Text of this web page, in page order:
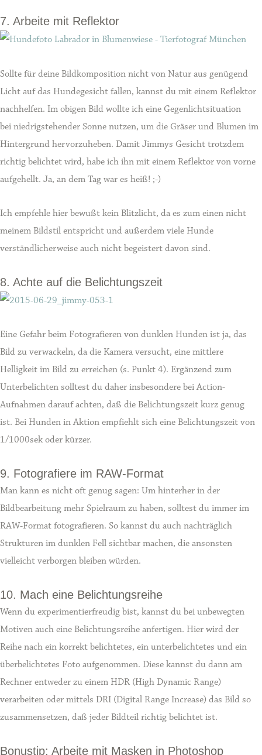
7. Arbeite mit Reflektor
Sollte für deine Bildkomposition nicht von Natur aus genügend
Licht auf das Hundegesicht fallen, kannst du mit einem Reflektor
nachhelfen. Im obigen Bild wollte ich eine Gegenlichtsituation
bei niedrigstehender Sonne nutzen, um die Gräser und Blumen im
Hintergrund hervorzuheben. Damit Jimmys Gesicht trotzdem
richtig belichtet wird, habe ich ihn mit einem Reflektor von vorne
aufgehellt. Ja, an dem Tag war es heiß! ;-)
Ich empfehle hier bewußt kein Blitzlicht, da es zum einen nicht
meinem Bildstil entspricht und außerdem viele Hunde
verständlicherweise auch nicht begeistert davon sind.
8. Achte auf die Belichtungszeit
Eine Gefahr beim Fotografieren von dunklen Hunden ist ja, das
Bild zu verwackeln, da die Kamera versucht, eine mittlere
Helligkeit im Bild zu erreichen (s. Punkt 4). Ergänzend zum
Unterbelichten solltest du daher insbesondere bei Action-
Aufnahmen darauf achten, daß die Belichtungszeit kurz genug
ist. Bei Hunden in Aktion empfiehlt sich eine Belichtungszeit von
1/1000sek oder kürzer.
9. Fotografiere im RAW-Format
Man kann es nicht oft genug sagen: Um hinterher in der
Bildbearbeitung mehr Spielraum zu haben, solltest du immer im
RAW-Format fotografieren. So kannst du auch nachträglich
Strukturen im dunklen Fell sichtbar machen, die ansonsten
vielleicht verborgen bleiben würden.
10. Mach eine Belichtungsreihe
Wenn du experimentierfreudig bist, kannst du bei unbewegten
Motiven auch eine Belichtungsreihe anfertigen. Hier wird der
Reihe nach ein korrekt belichtetes, ein unterbelichtetes und ein
überbelichtetes Foto aufgenommen. Diese kannst du dann am
Rechner entweder zu einem HDR (High Dynamic Range)
verarbeiten oder mittels DRI (Digital Range Increase) das Bild so
zusammensetzen, daß jeder Bildteil richtig belichtet ist.
Bonustip: Arbeite mit Masken in Photoshop